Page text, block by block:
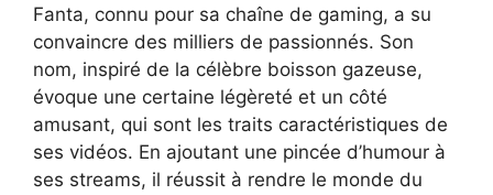
Fanta, connu pour sa chaîne de gaming, a su
convaincre des milliers de passionnés. Son
nom, inspiré de la célèbre boisson gazeuse,
évoque une certaine légèreté et un côté
amusant, qui sont les traits caractéristiques de
ses vidéos. En ajoutant une pincée d’humour à
ses streams, il réussit à rendre le monde du